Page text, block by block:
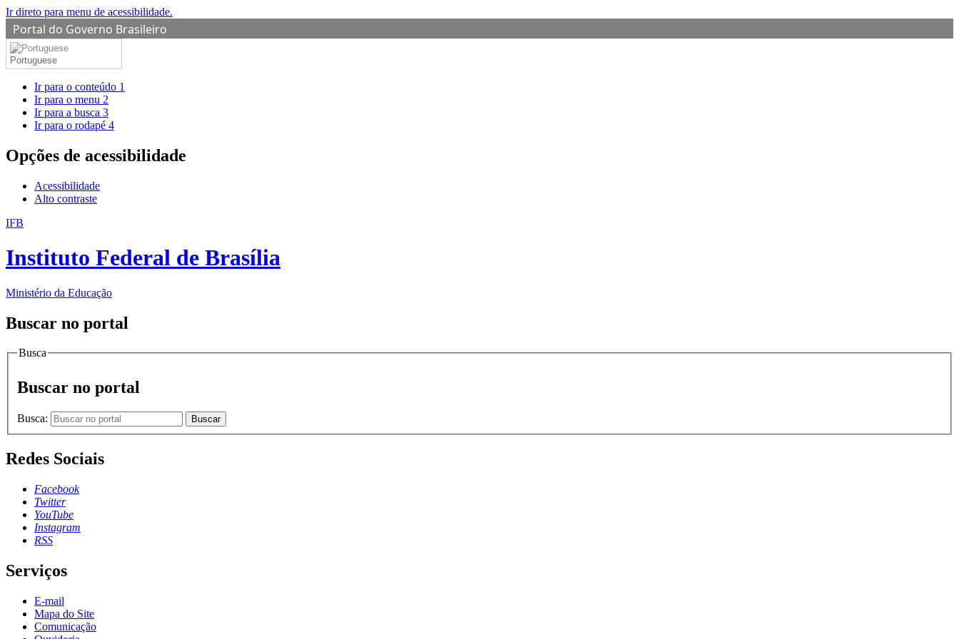
Ir direto para menu de acessibilidade.
Portal do Governo Brasileiro
Portuguese
Ir para o conteúdo 1
Ir para o menu 2
Ir para a busca 3
Ir para o rodapé 4
Opções de acessibilidade
Acessibilidade
Alto contraste
IFB
Instituto Federal de Brasília
Ministério da Educação
Buscar no portal
Busca
Buscar no portal
Busca: Buscar
Redes Sociais
Facebook
Twitter
YouTube
Instagram
RSS
Serviços
E-mail
Mapa do Site
Comunicação